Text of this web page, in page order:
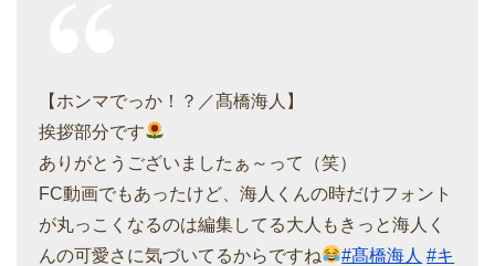
【ホンマでっか！？／髙橋海人】
挨拶部分です
ありがとうございましたぁ～って（笑）
FC動画でもあったけど、海人くんの時だけフォント
が丸っこくなるのは編集してる大人もきっと海人く
んの可愛さに気づいてるからですね
#髙橋海人 #キ